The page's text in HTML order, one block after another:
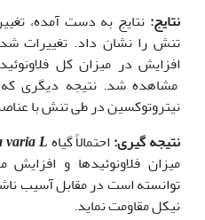
نتایج: نتایج به دست آمده،
تنش را نشان داد. تغییرات
افزایش در میزان کل
مشاهده شد. نتیجه دیگری
نیتروتوکسین در طی تنش با
نتیجه گیری: احتمالاً گیاهL.
میزان فلاونوئیدها و
توانسته است در مقابل آسیب
نیکل مقاومت نماید.